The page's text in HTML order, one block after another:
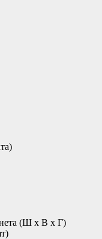
(Ш х В х Г)